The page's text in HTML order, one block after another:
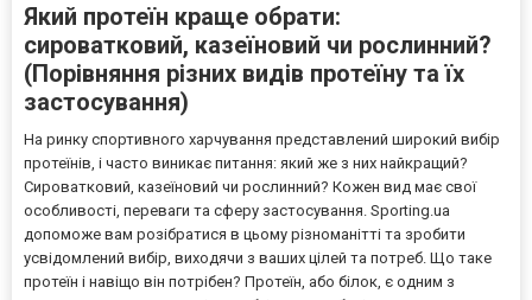
Який протеїн краще обрати:
сироватковий, казеїновий чи рослинний?
(Порівняння різних видів протеїну та їх
застосування)
На ринку спортивного харчування представлений широкий вибір
протеїнів, і часто виникає питання: який же з них найкращий?
Сироватковий, казеїновий чи рослинний? Кожен вид має свої
особливості, переваги та сферу застосування. Sporting.ua
допоможе вам розібратися в цьому різноманітті та зробити
усвідомлений вибір, виходячи з ваших цілей та потреб. Що таке
протеїн і навіщо він потрібен? Протеїн, або білок, є одним з